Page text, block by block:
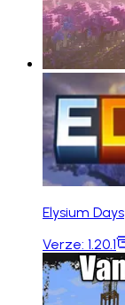
Elysium Days
Verze: 1.20.1